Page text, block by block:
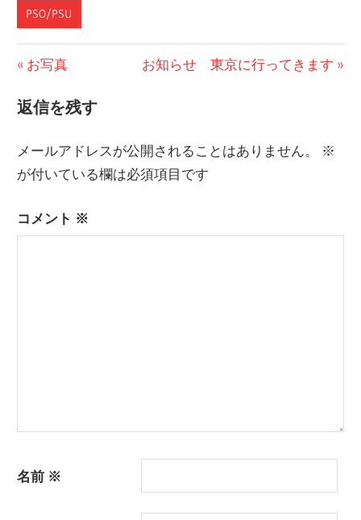
PSO/PSU
投
稿
ビ
ー
前
記
お写真
次
お知らせ 東京に行ってきます
返信を残す
メールアドレスが公開されることはありません。
※
が付いている欄は必須項目です
コメント ※
名前 ※